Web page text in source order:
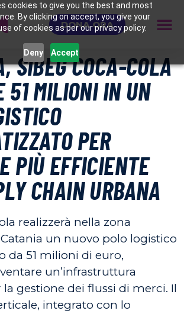
cookies to give you the best and most
By clicking on accept, you give your
of cookies as per our privacy policy.
Deny Accept
DONA ORA
SIBEG COCA-COLA
51 MILIONI IN UN
PER
PIÙ EFFICIENTE
CHAIN URBANA
realizzerà nella zona
un nuovo polo logistico
da 51 milioni di euro,
un’infrastruttura
gestione dei flussi di merci. Il
integrato con lo